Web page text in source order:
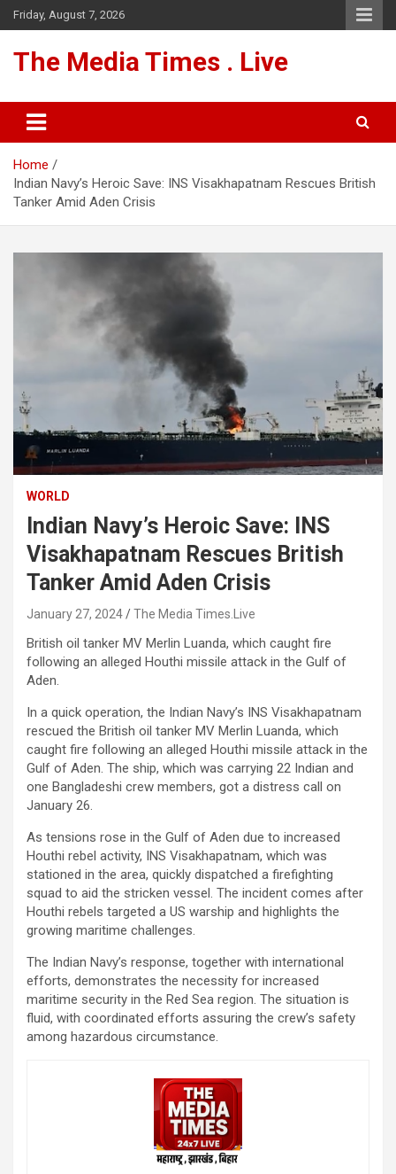
Skip
to
Friday, August 7, 2026
The Media Times . Live
Home
Indian Navy’s Heroic Save: INS Visakhapatnam Rescues British
Tanker Amid Aden Crisis
WORLD
Indian Navy’s Heroic Save: INS
Visakhapatnam Rescues British
Tanker Amid Aden Crisis
January 27, 2024 The Media Times.Live
British oil tanker MV Merlin Luanda, which caught fire
following an alleged Houthi missile attack in the Gulf of
Aden.
In a quick operation, the Indian Navy’s INS Visakhapatnam
rescued the British oil tanker MV Merlin Luanda, which
caught fire following an alleged Houthi missile attack in the
Gulf of Aden. The ship, which was carrying 22 Indian and
one Bangladeshi crew members, got a distress call on
January 26.
As tensions rose in the Gulf of Aden due to increased
Houthi rebel activity, INS Visakhapatnam, which was
stationed in the area, quickly dispatched a firefighting
squad to aid the stricken vessel. The incident comes after
Houthi rebels targeted a US warship and highlights the
growing maritime challenges.
The Indian Navy’s response, together with international
efforts, demonstrates the necessity for increased
maritime security in the Red Sea region. The situation is
fluid, with coordinated efforts assuring the crew’s safety
among hazardous circumstance.